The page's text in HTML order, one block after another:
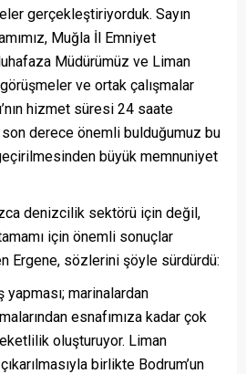
gerçekleştiriyorduk. Sayın
Muğla İl Emniyet
Müdürümüz ve Liman
görüşmeler ve ortak çalışmalar
hizmet süresi 24 saate
son derece önemli bulduğumuz bu
büyük memnuniyet
denizcilik sektörü için değil,
için önemli sonuçlar
Ergene, sözlerini şöyle sürdürdü:
yapması; marinalardan
esnafımıza kadar çok
oluşturuyor. Liman
birlikte Bodrum’un